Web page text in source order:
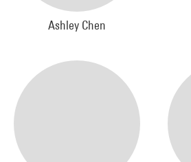
Ashley Chen